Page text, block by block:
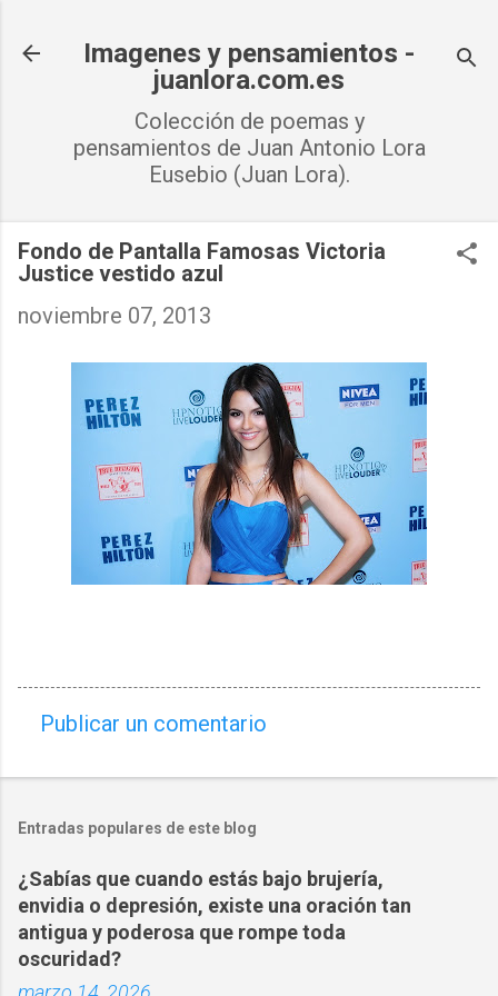
Imagenes y pensamientos -
juanlora.com.es
Colección de poemas y
pensamientos de Juan Antonio Lora
Eusebio (Juan Lora).
Fondo de Pantalla Famosas Victoria
Justice vestido azul
noviembre 07, 2013
o
e
n
t
a
r
Publicar un comentario
Entradas populares de este blog
¿Sabías que cuando estás bajo brujería,
envidia o depresión, existe una oración tan
antigua y poderosa que rompe toda
oscuridad?